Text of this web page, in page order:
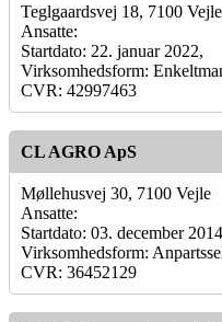
Teglgaardsvej 18, 7100 Vejle
Ansatte:
Startdato: 22. januar 2022,
Virksomhedsform:
CVR: 42997463
CL AGRO ApS
Møllehusvej 30, 7100 Vejle
Ansatte:
Startdato: 03. december
Virksomhedsform:
CVR: 36452129